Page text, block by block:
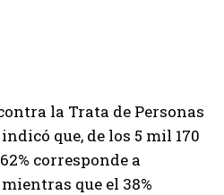
la Trata de Personas
que, de los 5 mil 170
corresponde a
que el 38%